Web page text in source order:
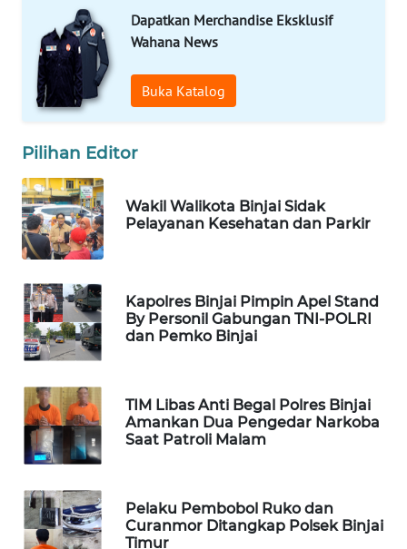
Dapatkan Merchandise Eksklusif
Wahana News
Buka Katalog
Pilihan Editor
Wakil Walikota Binjai Sidak
Pelayanan Kesehatan dan Parkir
Kapolres Binjai Pimpin Apel Stand
By Personil Gabungan TNI-POLRI
dan Pemko Binjai
TIM Libas Anti Begal Polres Binjai
Amankan Dua Pengedar Narkoba
Saat Patroli Malam
Pelaku Pembobol Ruko dan
Curanmor Ditangkap Polsek Binjai
Timur
WALINKI
ID
MAWAKA
ID
NET
PLN
WATCH
MKLI
LPKKI
LKKI
KOPEKLIN
PORTAL
KONSUMEN